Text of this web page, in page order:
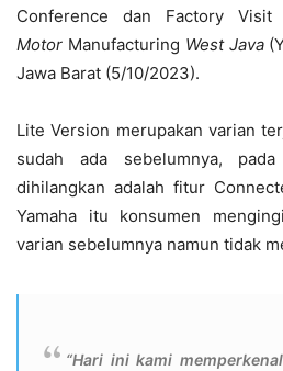
Conference dan Factory
Motor Manufacturing West Java
Jawa Barat (5/10/2023).
Lite Version merupakan varian
sudah ada sebelumnya,
dihilangkan adalah fitur
Yamaha itu konsumen
varian sebelumnya namun tidak
“Hari ini kami